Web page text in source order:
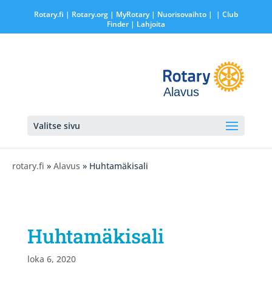
Rotary.fi | Rotary.org| MyRotary | Nuorisovaihto|
| Club
Finder| Lahjoita
Alavus
Valitse sivu
rotary.fi » Alavus » Huhtamäkisali
Huhtamäkisali
loka 6, 2020